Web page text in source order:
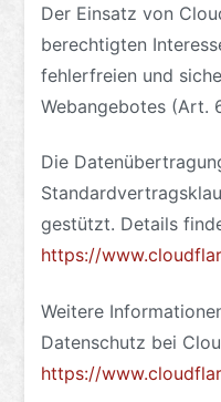
Der Einsatz von
berechtigten
fehlerfreien und
Webangebotes (Art.
Die
gestützt. Details
https://
Weitere
Datenschutz bei
https://